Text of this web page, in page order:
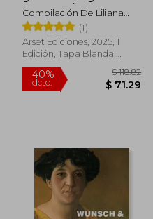
Cerdeña / Prima
antologia de insicioni
Sardegna e Argentina
Compilación De Liliana
Esteban Y Marcelo
Bagnati.
(1)
Arset Ediciones, 2025, 1
Edición, Tapa Blanda,
Nuevo